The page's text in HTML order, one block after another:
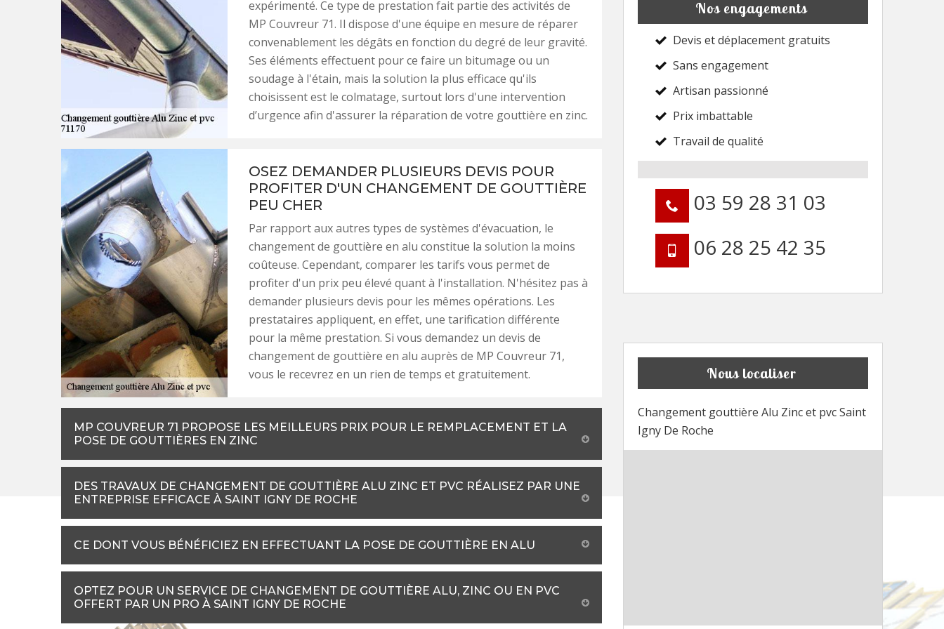
expérimenté. Ce type de prestation fait partie des activités de
MP Couvreur 71. Il dispose d'une équipe en mesure de réparer
convenablement les dégâts en fonction du degré de leur gravité.
Ses éléments effectuent pour ce faire un bitumage ou un
soudage à l'étain, mais la solution la plus efficace qu'ils
choisissent est le colmatage, surtout lors d'une intervention
d’urgence afin d'assurer la réparation de votre gouttière en zinc.
OSEZ DEMANDER PLUSIEURS DEVIS POUR
PROFITER D'UN CHANGEMENT DE GOUTTIÈRE
PEU CHER
Par rapport aux autres types de systèmes d'évacuation, le
changement de gouttière en alu constitue la solution la moins
coûteuse. Cependant, comparer les tarifs vous permet de
profiter d'un prix peu élevé quant à l'installation. N'hésitez pas à
demander plusieurs devis pour les mêmes opérations. Les
prestataires appliquent, en effet, une tarification différente
pour la même prestation. Si vous demandez un devis de
changement de gouttière en alu auprès de MP Couvreur 71,
vous le recevrez en un rien de temps et gratuitement.
MP COUVREUR 71 PROPOSE LES MEILLEURS PRIX POUR LE REMPLACEMENT ET LA
POSE DE GOUTTIÈRES EN ZINC
DES TRAVAUX DE CHANGEMENT DE GOUTTIÈRE ALU ZINC ET PVC RÉALISEZ PAR UNE
ENTREPRISE EFFICACE À SAINT IGNY DE ROCHE
CE DONT VOUS BÉNÉFICIEZ EN EFFECTUANT LA POSE DE GOUTTIÈRE EN ALU
OPTEZ POUR UN SERVICE DE CHANGEMENT DE GOUTTIÈRE ALU, ZINC OU EN PVC
OFFERT PAR UN PRO À SAINT IGNY DE ROCHE
Nos engagements
Devis et déplacement gratuits
Sans engagement
Artisan passionné
Prix imbattable
Travail de qualité
03 59 28 31 03
06 28 25 42 35
Nous localiser
Changement gouttière Alu Zinc et pvc Saint
Igny De Roche